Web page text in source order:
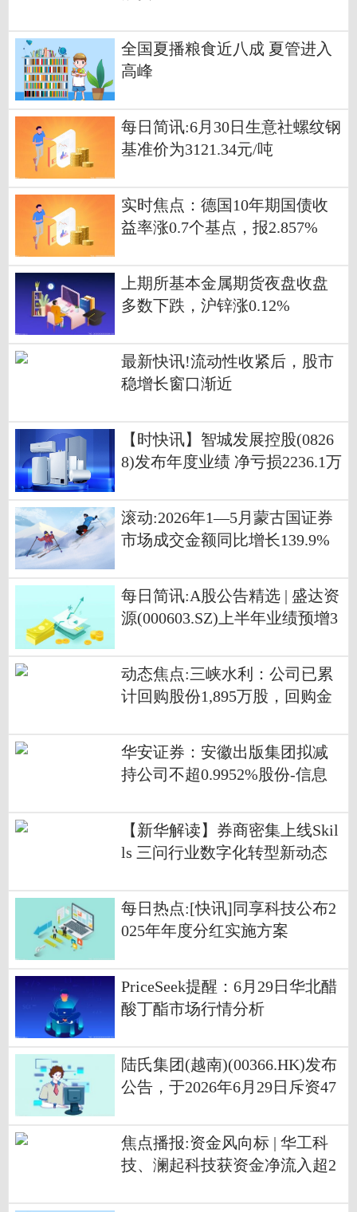
全国夏播粮食近八成 夏管进入
高峰
每日简讯:6月30日生意社螺纹钢
基准价为3121.34元/吨
实时焦点：德国10年期国债收
益率涨0.7个基点，报2.857%
上期所基本金属期货夜盘收盘
多数下跌，沪锌涨0.12%
最新快讯!流动性收紧后，股市
稳增长窗口渐近
【时快讯】智城发展控股(0826
8)发布年度业绩 净亏损2236.1万
滚动:2026年1—5月蒙古国证券
市场成交金额同比增长139.9%
每日简讯:A股公告精选 | 盛达资
源(000603.SZ)上半年业绩预增3
动态焦点:三峡水利：公司已累
计回购股份1,895万股，回购金
华安证券：安徽出版集团拟减
持公司不超0.9952%股份-信息
【新华解读】券商密集上线Skil
ls 三问行业数字化转型新动态
每日热点:[快讯]同享科技公布2
025年年度分红实施方案
PriceSeek提醒：6月29日华北醋
酸丁酯市场行情分析
陆氏集团(越南)(00366.HK)发布
公告，于2026年6月29日斥资47
焦点播报:资金风向标 | 华工科
技、澜起科技获资金净流入超2